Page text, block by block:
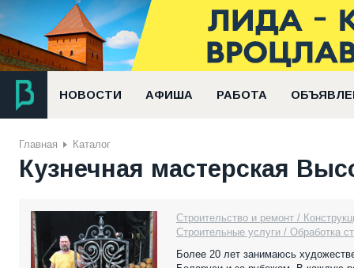
НОВОСТИ АФИША РАБОТА
Главная Каталог
Кузнечная мастерская
Строительство и ремонт /
Строительные услуги / Обработка
Более 20 лет занимаюсь